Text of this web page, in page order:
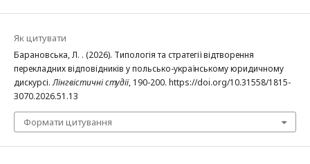
Як цитувати
Барановська, Л. . (2026). Типологія та стратегії відтворення
перекладних відповідників у польсько-українському юридичному
дискурсі.Лінгвістичні студії, 190-200. https://doi.org/10.31558/1815-
3070.2026.51.13
Формати цитування